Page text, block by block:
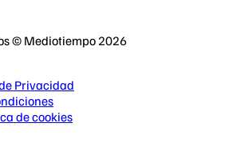
© Mediotiempo 2026
Privacidad
de cookies